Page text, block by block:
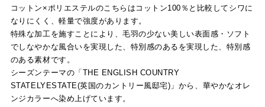
コットン×ポリエステルのこちらはコットン100％と比較してシワに
なりにくく、軽量で強度があります。
特殊な加工を施すことにより、毛羽の少ない美しい表面感・ソフト
でしなやかな風合いを実現した、特別感のあるを実現した、特別感
のある素材です。
シーズンテーマの「THE ENGLISH COUNTRY
STATELYESTATE(英国のカントリー風邸宅)」から、華やかなオレ
ンジカラーへ染め上げています。